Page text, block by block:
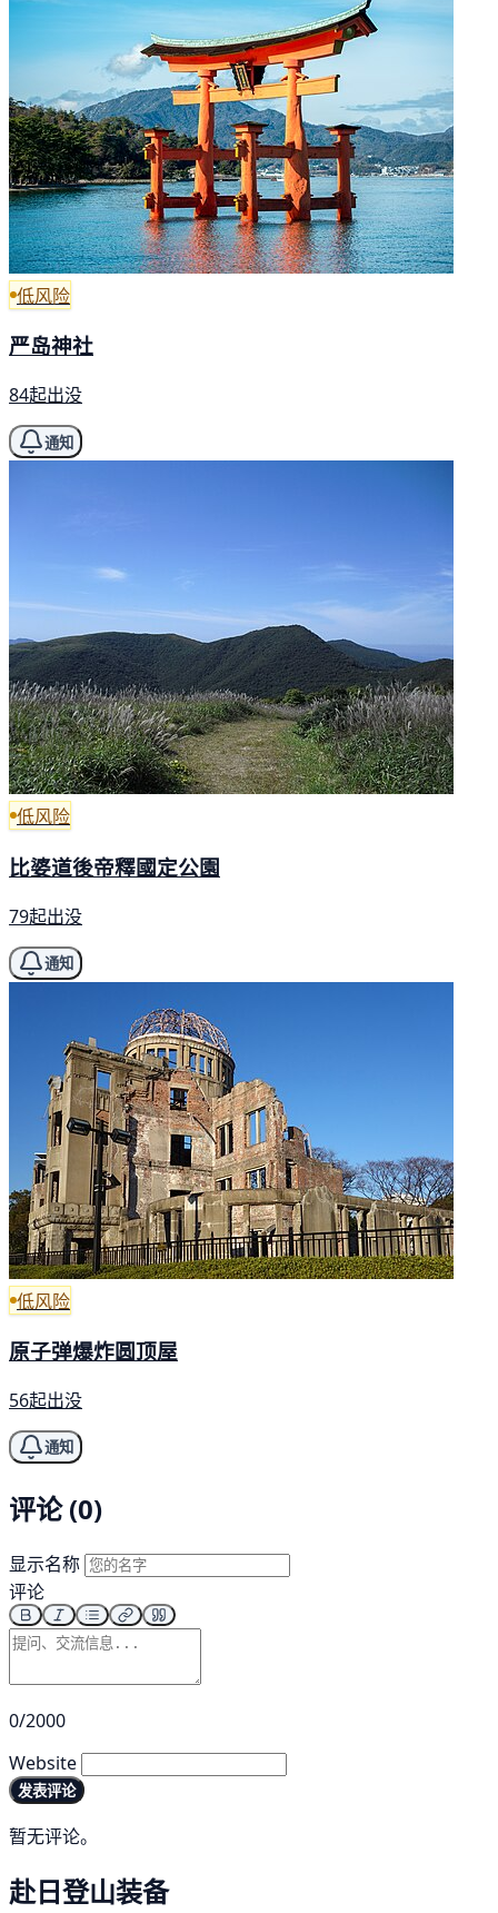
低风险
严岛神社
84起出没
通知
低风险
比婆道後帝釋國定公園
79起出没
通知
低风险
原子弹爆炸圆顶屋
56起出没
通知
评论 (0)
显示名称
评论
0/2000
Website
发表评论
暂无评论。
赴日登山装备